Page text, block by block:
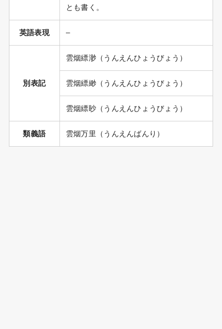
とも書く。
英語表現 –
別表記
雲烟縹渺（うんえんひょうびょう）
雲烟縹緲（うんえんひょうびょう）
雲烟縹眇（うんえんひょうびょう）
類義語 雲烟万里（うんえんばんり）